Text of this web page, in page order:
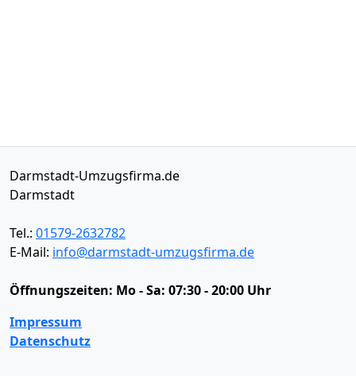
Darmstadt-Umzugsfirma.de
Darmstadt
Tel.: 01579-2632782
E-Mail: info@darmstadt-umzugsfirma.de
Öffnungszeiten: Mo - Sa: 07:30 - 20:00 Uhr
Impressum
Datenschutz